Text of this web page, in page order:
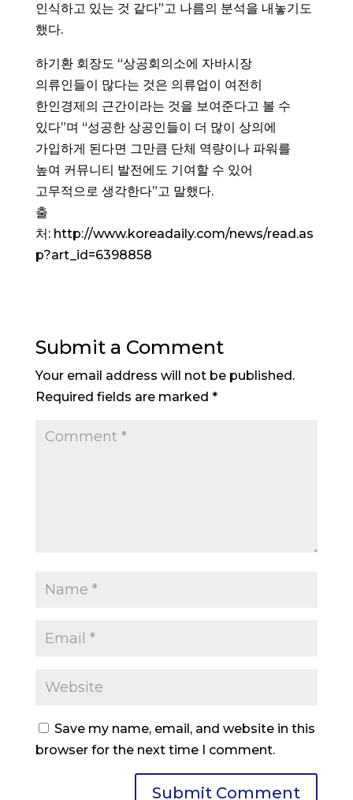
인식하고 있는 것 같다”고 나름의 분석을 내놓기도
했다.
하기환 회장도 “상공회의소에 자바시장
의류인들이 많다는 것은 의류업이 여전히
한인경제의 근간이라는 것을 보여준다고 볼 수
있다”며 “성공한 상공인들이 더 많이 상의에
가입하게 된다면 그만큼 단체 역량이나 파워를
높여 커뮤니티 발전에도 기여할 수 있어
고무적으로 생각한다”고 말했다.
출
처: http://www.koreadaily.com/news/read.as
p?art_id=6398858
Submit a Comment
Your email address will not be published.
Required fields are marked *
Save my name, email, and website in this
browser for the next time I comment.